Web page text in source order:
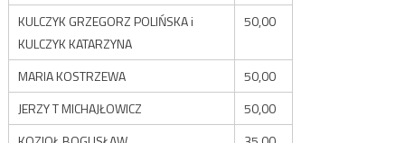
KULCZYK GRZEGORZ POLIŃSKA i
KULCZYK KATARZYNA
50,00
MARIA KOSTRZEWA
50,00
JERZY T MICHAJŁOWICZ
50,00